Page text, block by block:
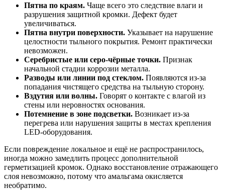
Пятна по краям. Чаще всего это следствие влаги и
разрушения защитной кромки. Дефект будет
увеличиваться.
Пятна внутри поверхности. Указывает на нарушение
целостности тыльного покрытия. Ремонт практически
невозможен.
Серебристые или серо-чёрные точки. Признак
начальной стадии коррозии металла.
Разводы или линии под стеклом. Появляются из-за
попадания чистящего средства на тыльную сторону.
Вздутия или волны. Говорят о контакте с влагой из
стены или неровностях основания.
Потемнение в зоне подсветки. Возникает из-за
перегрева или нарушения защиты в местах крепления
LED-оборудования.
Если повреждение локальное и ещё не распространилось,
иногда можно замедлить процесс дополнительной
герметизацией кромок. Однако восстановление отражающего
слоя невозможно, потому что амальгама окисляется
необратимо.